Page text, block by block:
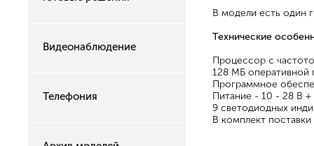
Видеонаблюдение
Телефония
В модели есть один
Технические
Процессор с
128 МБ оперативной
Программное
Питание - 10 - 28 В +
9 светодиодных
В комплект